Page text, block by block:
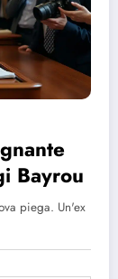
Bayrou
piega. Un'ex